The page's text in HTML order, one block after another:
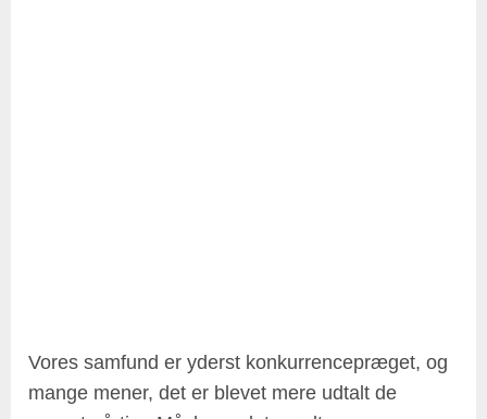
Vores samfund er yderst konkurrencepræget, og
mange mener, det er blevet mere udtalt de